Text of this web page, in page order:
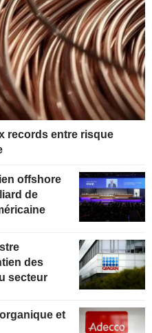
records entre risque
de
des
secteur